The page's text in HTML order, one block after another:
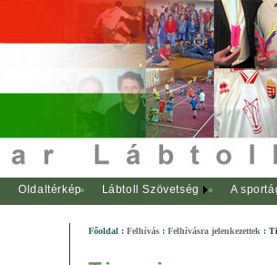
Oldaltérkép Lábtoll Szövetség
A
Főoldal : Felhívás : Felhívásra jelenkezettek :